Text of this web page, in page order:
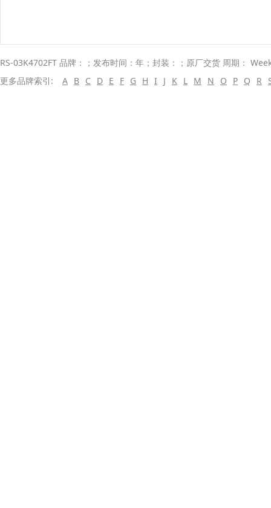
RS-03K4702FT 品牌：；发布时间：年；封装：；原厂交货 周期：
更多品牌索引:
A B C D E F G H I J K L M N O P Q R